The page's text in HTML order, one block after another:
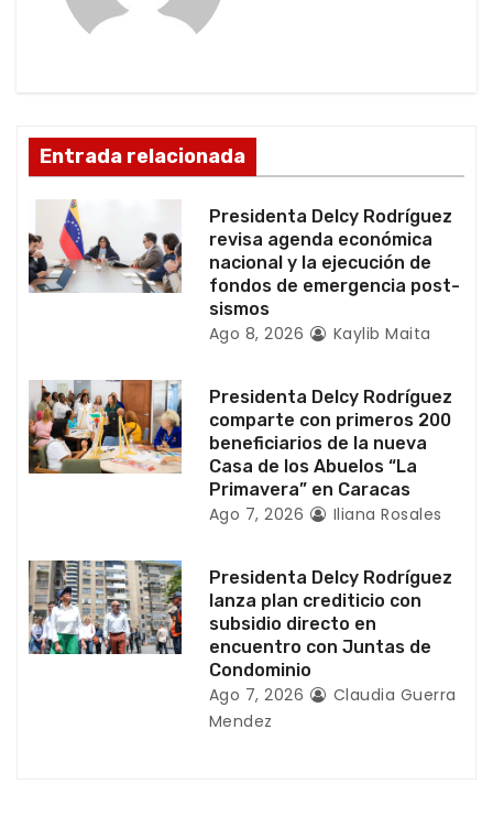
d
e
e
n
r
a
d
s
Entrada relacionada
Presidenta Delcy Rodríguez
revisa agenda económica
nacional y la ejecución de
fondos de emergencia post-
sismos
Ago 8, 2026 Kaylib Maita
Presidenta Delcy Rodríguez
comparte con primeros 200
beneficiarios de la nueva
Casa de los Abuelos “La
Primavera” en Caracas
Ago 7, 2026 Iliana Rosales
Presidenta Delcy Rodríguez
lanza plan crediticio con
subsidio directo en
encuentro con Juntas de
Condominio
Ago 7, 2026
Claudia Guerra
Mendez